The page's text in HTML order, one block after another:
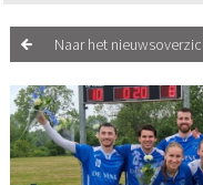
Naar het